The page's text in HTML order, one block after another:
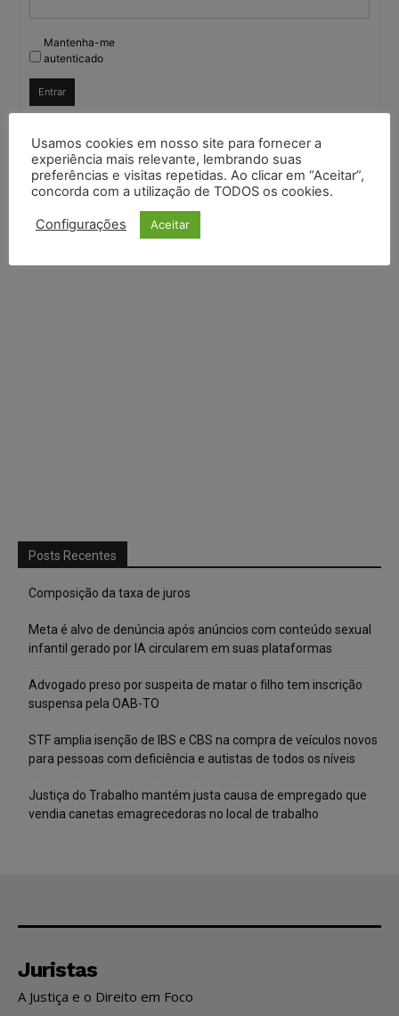
Mantenha-me
autenticado
Entrar
Continuar comGoogle
Continuar comX
Posts Recentes
Composição da taxa de juros
Meta é alvo de denúncia após anúncios com conteúdo sexual
infantil gerado por IA circularem em suas plataformas
Advogado preso por suspeita de matar o filho tem inscrição
suspensa pela OAB-TO
STF amplia isenção de IBS e CBS na compra de veículos novos
para pessoas com deficiência e autistas de todos os níveis
Justiça do Trabalho mantém justa causa de empregado que
vendia canetas emagrecedoras no local de trabalho
Juristas
A Justiça e o Direito em Foco
Usamos cookies em nosso site para fornecer a
experiência mais relevante, lembrando suas
preferências e visitas repetidas. Ao clicar em “Aceitar”,
concorda com a utilização de TODOS os cookies.
Configurações Aceitar